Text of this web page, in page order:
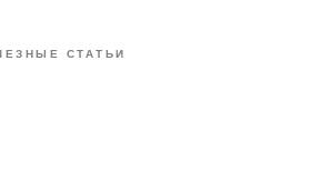
СТАТЬИ